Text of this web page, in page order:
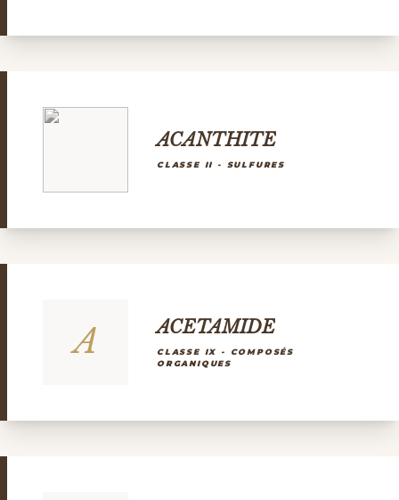
ACANTHITE
CLASSE II - SULFURES
A ACETAMIDE
CLASSE IX - COMPOSÉS
ORGANIQUES